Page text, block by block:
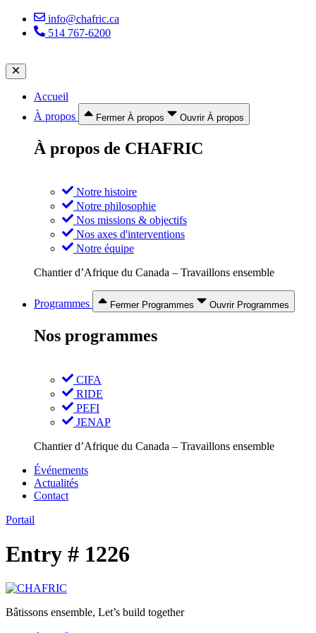
Aller
info@chafric.ca
514 767-6200
Accueil
À propos
Fermer À propos Ouvrir À propos
À propos de CHAFRIC
Notre histoire
Notre philosophie
Nos missions & objectifs
Nos axes d'interventions
Notre équipe
Chantier d’Afrique du Canada – Travaillons ensemble
Programmes Fermer Programmes Ouvrir Programmes
Nos programmes
CIFA
RIDE
PEFI
JENAP
Chantier d’Afrique du Canada – Travaillons ensemble
Événements
Actualités
Contact
Portail
Entry # 1226
Bâtissons ensemble, Let’s build together